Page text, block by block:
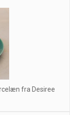
fra Desiree